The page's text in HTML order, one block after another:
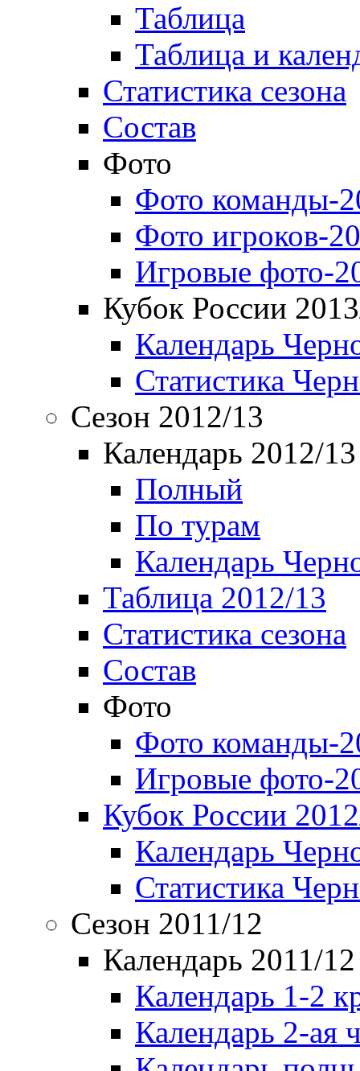
Таблица
Таблица и
Статистика сезона
Состав
Фото
Фото команды-
Фото игроков-
Игровые фото-
Кубок России
Календарь
Статистика
Сезон 2012/13
Календарь 2012/13
Полный
По турам
Календарь
Таблица 2012/13
Статистика сезона
Состав
Фото
Фото команды-
Игровые фото-
Кубок России
Календарь
Статистика
Сезон 2011/12
Календарь 2011/12
Календарь 1-2
Календарь 2-ая